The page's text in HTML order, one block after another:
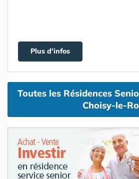
Plus d'infos
Toutes les Résidences
Choisy-le-